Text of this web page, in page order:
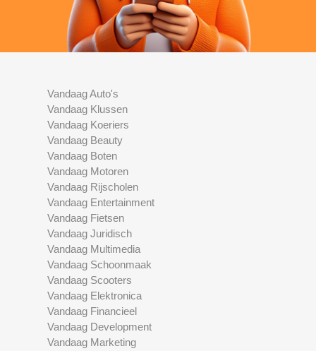
Vandaag Auto's
Vandaag Klussen
Vandaag Koeriers
Vandaag Beauty
Vandaag Boten
Vandaag Motoren
Vandaag Rijscholen
Vandaag Entertainment
Vandaag Fietsen
Vandaag Juridisch
Vandaag Multimedia
Vandaag Schoonmaak
Vandaag Scooters
Vandaag Elektronica
Vandaag Financieel
Vandaag Development
Vandaag Marketing